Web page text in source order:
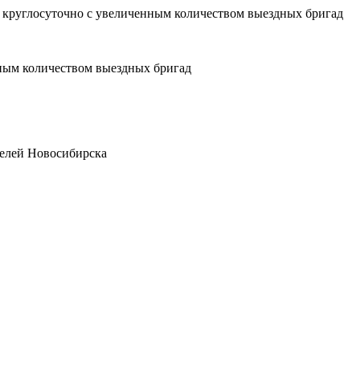
с увеличенным количеством выездных бригад
количеством выездных бригад
Новосибирска